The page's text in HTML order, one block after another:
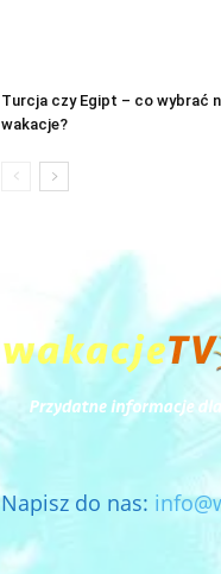
Turcja czy Egipt – co wybrać
wakacje?
Napisz do nas: